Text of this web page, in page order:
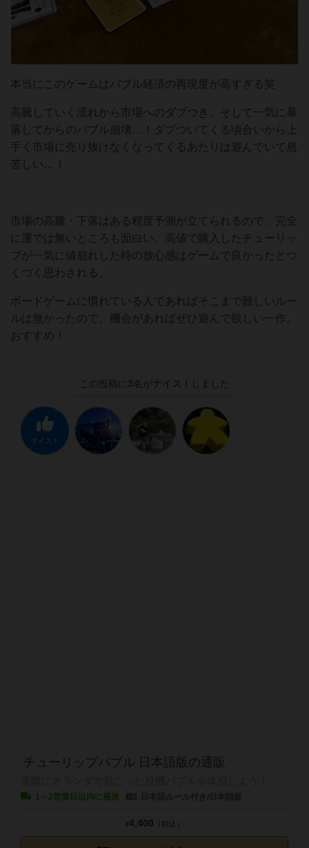
本当にこのゲームはバブル経済の再現度が高すぎる笑
高騰していく流れから市場へのダブつき、そして一気に暴
落してからのバブル崩壊…！ダブついてくる頃合いから上
手く市場に売り抜けなくなってくるあたりは遊んでいて息
苦しい…！
市場の高騰・下落はある程度予測が立てられるので、完全
に運では無いところも面白い。高値で購入したチューリッ
プが一気に値崩れした時の放心感はゲームで良かったとつ
くづく思わされる。
ボードゲームに慣れている人であればそこまで難しいルー
ルは無かったので、機会があればぜひ遊んで欲しい一作。
おすすめ！
この投稿に 3名がナイス！ しました
ナイス！
チューリップバブル 日本語版の通販
1～2営業日以内に発送
¥4,400 （税込）